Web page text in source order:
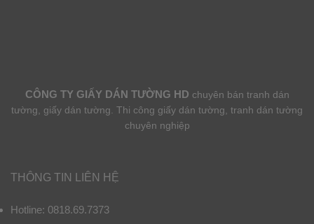
CÔNG TY GIẤY DÁN TƯỜNG HD chuyên bán tranh dán
tường, giấy dán tường. Thi công giấy dán tường, tranh dán tường
chuyên nghiệp
THÔNG TIN LIÊN HỆ
Hotline: 0818.69.7373